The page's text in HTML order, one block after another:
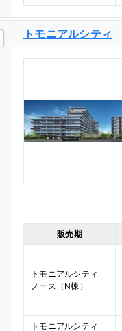
トモニアルシティ
販売期
トモニアルシティ
ノース（N棟）
トモニアルシティ